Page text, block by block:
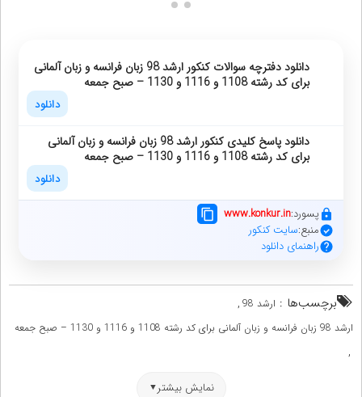
دانلود دفترچه سوالات کنکور ارشد 98 زبان فرانسه و زبان آلمانی
برای کد رشته 1108 و 1116 و 1130 – صبح جمعه
دانلود
دانلود پاسخ کلیدی کنکور ارشد 98 زبان فرانسه و زبان آلمانی
برای کد رشته 1108 و 1116 و 1130 – صبح جمعه
دانلود
منبع:سایت کنکور
پسورد:www.konkur.in
راهنمای دانلود
برچسب‌ها : ارشد 98 ,
ارشد 98 زبان فرانسه و زبان آلمانی برای کد رشته 1108 و 1116 و 1130 – صبح جمعه
,
نمایش بیشتر